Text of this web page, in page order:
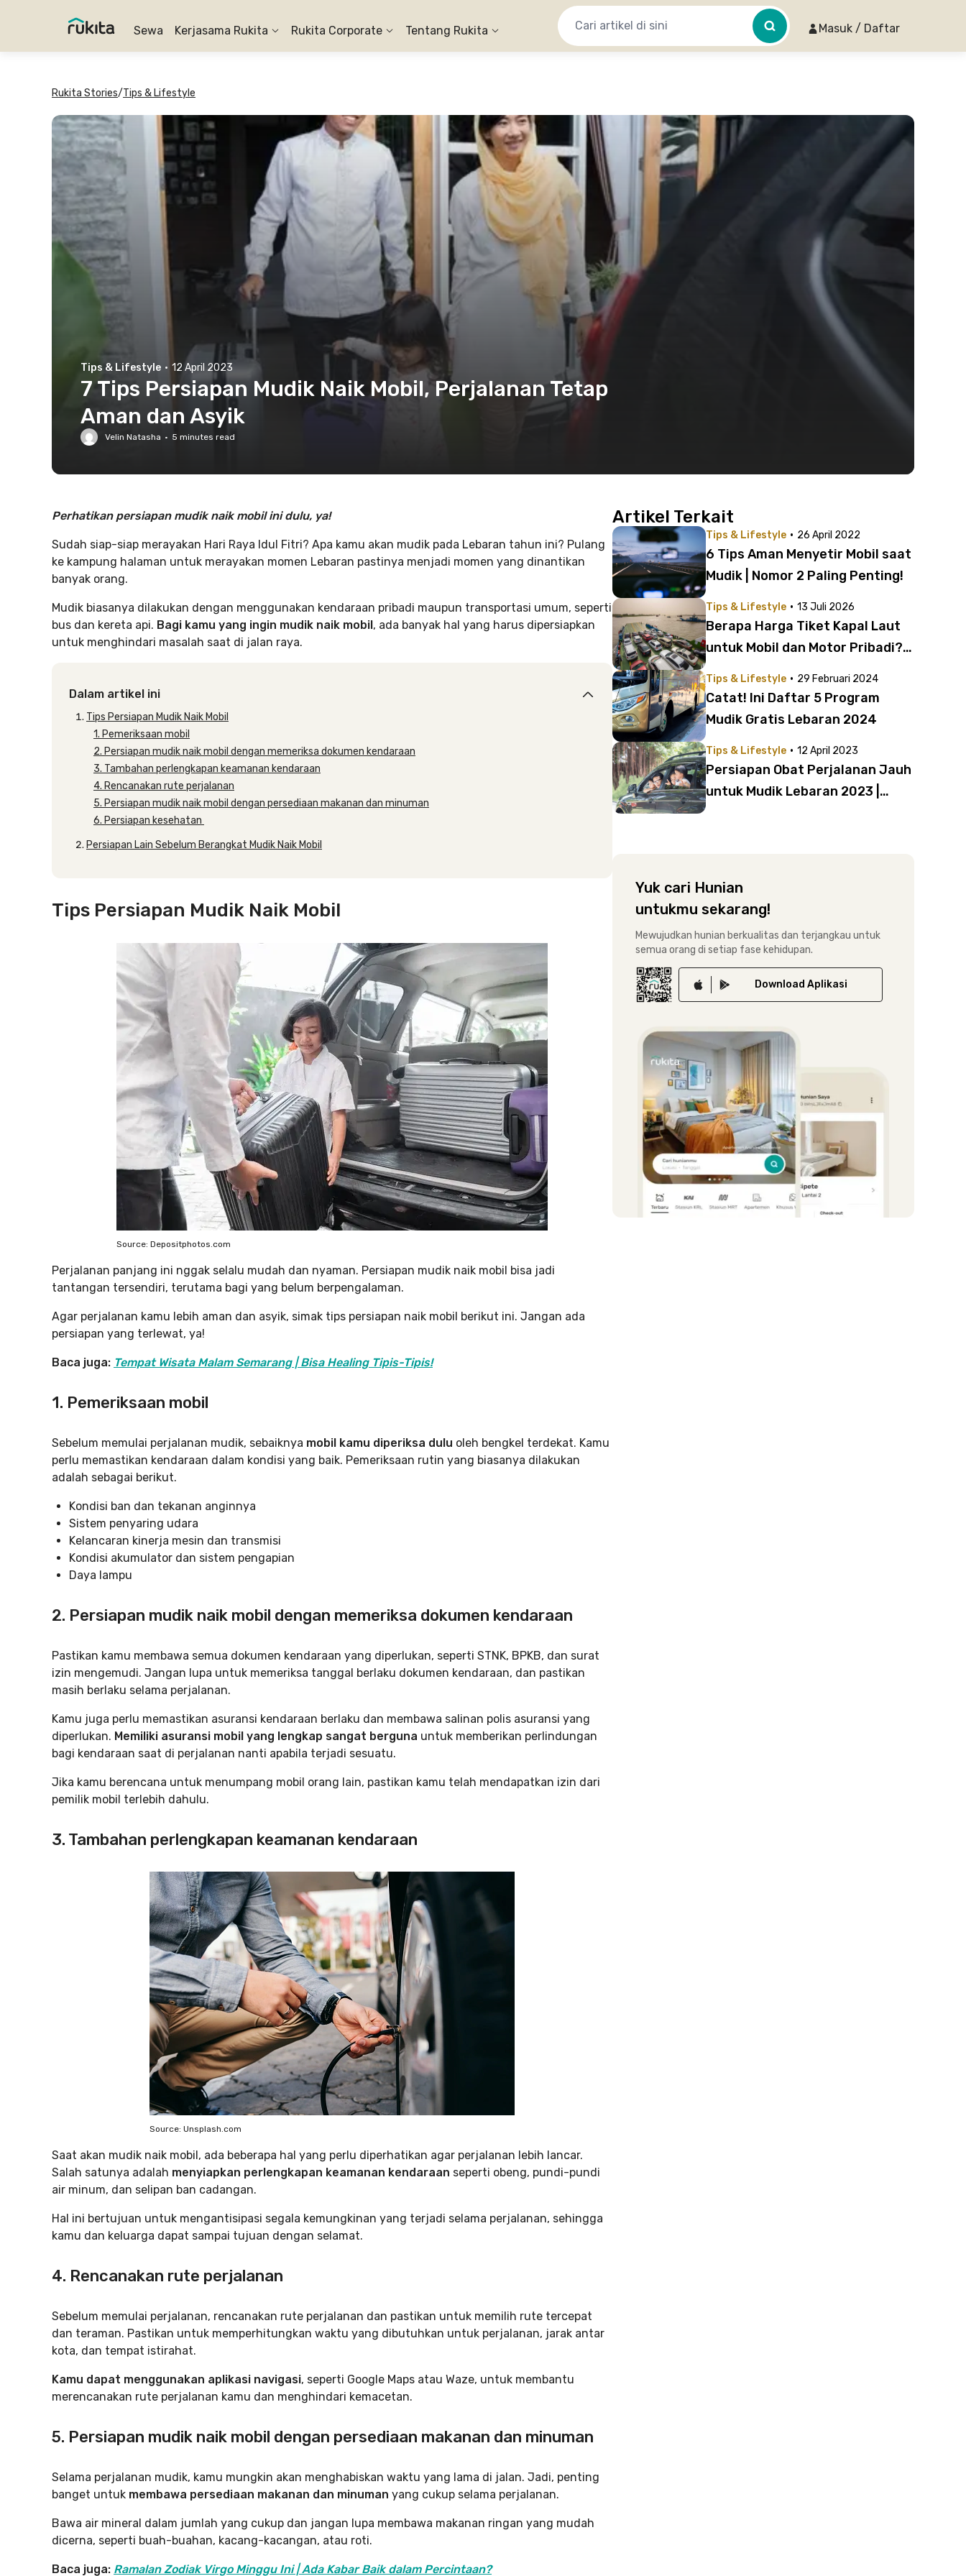
Sewa Kerjasama Rukita Rukita Corporate Tentang Rukita Masuk / Daftar
Rukita Stories/Tips & Lifestyle
Tips & Lifestyle · 12 April 2023
7 Tips Persiapan Mudik Naik Mobil, Perjalanan Tetap
Aman dan Asyik
Velin Natasha · 5 minutes read
Perhatikan persiapan mudik naik mobil ini dulu, ya!
Sudah siap-siap merayakan Hari Raya Idul Fitri? Apa kamu akan mudik pada Lebaran tahun ini? Pulang
ke kampung halaman untuk merayakan momen Lebaran pastinya menjadi momen yang dinantikan
banyak orang.
Mudik biasanya dilakukan dengan menggunakan kendaraan pribadi maupun transportasi umum, seperti
bus dan kereta api. Bagi kamu yang ingin mudik naik mobil, ada banyak hal yang harus dipersiapkan
untuk menghindari masalah saat di jalan raya.
Dalam artikel ini
Tips Persiapan Mudik Naik Mobil
1. Pemeriksaan mobil
2. Persiapan mudik naik mobil dengan memeriksa dokumen kendaraan
3. Tambahan perlengkapan keamanan kendaraan
4. Rencanakan rute perjalanan
5. Persiapan mudik naik mobil dengan persediaan makanan dan minuman
6. Persiapan kesehatan
Persiapan Lain Sebelum Berangkat Mudik Naik Mobil
Tips Persiapan Mudik Naik Mobil
Source: Depositphotos.com
Perjalanan panjang ini nggak selalu mudah dan nyaman. Persiapan mudik naik mobil bisa jadi
tantangan tersendiri, terutama bagi yang belum berpengalaman.
Agar perjalanan kamu lebih aman dan asyik, simak tips persiapan naik mobil berikut ini. Jangan ada
persiapan yang terlewat, ya!
Baca juga: Tempat Wisata Malam Semarang | Bisa Healing Tipis-Tipis!
1. Pemeriksaan mobil
Sebelum memulai perjalanan mudik, sebaiknya mobil kamu diperiksa dulu oleh bengkel terdekat. Kamu
perlu memastikan kendaraan dalam kondisi yang baik. Pemeriksaan rutin yang biasanya dilakukan
adalah sebagai berikut.
Kondisi ban dan tekanan anginnya
Sistem penyaring udara
Kelancaran kinerja mesin dan transmisi
Kondisi akumulator dan sistem pengapian
Daya lampu
2. Persiapan mudik naik mobil dengan memeriksa dokumen kendaraan
Pastikan kamu membawa semua dokumen kendaraan yang diperlukan, seperti STNK, BPKB, dan surat
izin mengemudi. Jangan lupa untuk memeriksa tanggal berlaku dokumen kendaraan, dan pastikan
masih berlaku selama perjalanan.
Kamu juga perlu memastikan asuransi kendaraan berlaku dan membawa salinan polis asuransi yang
diperlukan. Memiliki asuransi mobil yang lengkap sangat berguna untuk memberikan perlindungan
bagi kendaraan saat di perjalanan nanti apabila terjadi sesuatu.
Jika kamu berencana untuk menumpang mobil orang lain, pastikan kamu telah mendapatkan izin dari
pemilik mobil terlebih dahulu.
3. Tambahan perlengkapan keamanan kendaraan
Source: Unsplash.com
Saat akan mudik naik mobil, ada beberapa hal yang perlu diperhatikan agar perjalanan lebih lancar.
Salah satunya adalah menyiapkan perlengkapan keamanan kendaraan seperti obeng, pundi-pundi
air minum, dan selipan ban cadangan.
Hal ini bertujuan untuk mengantisipasi segala kemungkinan yang terjadi selama perjalanan, sehingga
kamu dan keluarga dapat sampai tujuan dengan selamat.
4. Rencanakan rute perjalanan
Sebelum memulai perjalanan, rencanakan rute perjalanan dan pastikan untuk memilih rute tercepat
dan teraman. Pastikan untuk memperhitungkan waktu yang dibutuhkan untuk perjalanan, jarak antar
kota, dan tempat istirahat.
Kamu dapat menggunakan aplikasi navigasi, seperti Google Maps atau Waze, untuk membantu
merencanakan rute perjalanan kamu dan menghindari kemacetan.
5. Persiapan mudik naik mobil dengan persediaan makanan dan minuman
Selama perjalanan mudik, kamu mungkin akan menghabiskan waktu yang lama di jalan. Jadi, penting
banget untuk membawa persediaan makanan dan minuman yang cukup selama perjalanan.
Bawa air mineral dalam jumlah yang cukup dan jangan lupa membawa makanan ringan yang mudah
dicerna, seperti buah-buahan, kacang-kacangan, atau roti.
Baca juga: Ramalan Zodiak Virgo Minggu Ini | Ada Kabar Baik dalam Percintaan?
Artikel Terkait
Tips & Lifestyle · 26 April 2022
6 Tips Aman Menyetir Mobil saat
Mudik | Nomor 2 Paling Penting!
Tips & Lifestyle · 13 Juli 2026
Berapa Harga Tiket Kapal Laut
untuk Mobil dan Motor Pribadi?
Tips & Lifestyle · 29 Februari 2024
Catat! Ini Daftar 5 Program
Mudik Gratis Lebaran 2024
Tips & Lifestyle · 12 April 2023
Persiapan Obat Perjalanan Jauh
untuk Mudik Lebaran 2023 |
Yuk cari Hunian
untukmu sekarang!
Mewujudkan hunian berkualitas dan terjangkau untuk
semua orang di setiap fase kehidupan.
Download Aplikasi